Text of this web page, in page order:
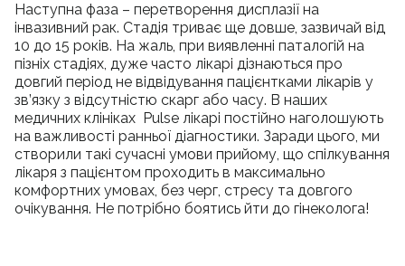
Наступна фаза – перетворення дисплазії на
інвазивний рак. Стадія триває ще довше, зазвичай від
10 до 15 років. На жаль, при виявленні паталогій на
пізніх стадіях, дуже часто лікарі дізнаються про
довгий період не відвідування пацієнтками лікарів у
зв’язку з відсутністю скарг або часу. В наших
медичних клініках Pulse лікарі постійно наголошують
на важливості ранньої діагностики. Заради цього, ми
створили такі сучасні умови прийому, що спілкування
лікаря з пацієнтом проходить в максимально
комфортних умовах, без черг, стресу та довгого
очікування. Не потрібно боятись йти до гінеколога!